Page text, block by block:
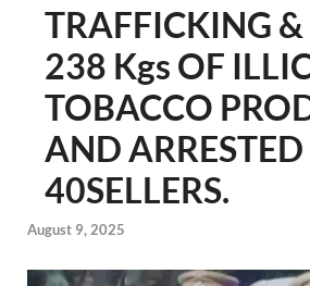
TRAFFICKING &
238 Kgs OF
TOBACCO
AND ARRESTED
40SELLERS.
August 9, 2025